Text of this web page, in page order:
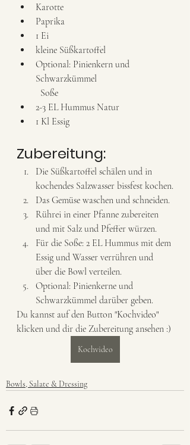
Karotte
Paprika
1 Ei
kleine Süßkartoffel
Optional: Pinienkern und
Schwarzkümmel
	Soße
2-3 EL Hummus Natur
1 Kl Essig
Zubereitung:
Die Süßkartoffel schälen und in
kochendes Salzwasser bissfest kochen.
Das Gemüse waschen und schneiden.
Rührei in einer Pfanne zubereiten
und mit Salz und Pfeffer würzen.
Für die Soße: 2 EL Hummus mit dem
Essig und Wasser verrühren und
über die Bowl verteilen.
Optional: Pinienkerne und
Schwarzkümmel darüber geben.
Du kannst auf den Button "Kochvideo"
klicken und dir die Zubereitung ansehen :)
Kochvideo
Bowls, Salate & Dressing